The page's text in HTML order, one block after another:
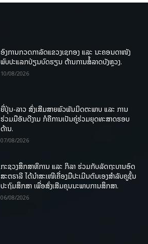
ອົງການກວດກາລັດແຂວງເຊກອງ ແລະ ນະຄອນດາໜັງ
ພົບປະແລກປ່ຽນບົດຮຽນ ຕ້ານການສໍ້ລາດບັງຫຼວງ.
10/08/2026
ຍີ່ປຸ່ນ-ລາວ ສົ່ງເສີມສາຍພົວພັນມິດຕະພາບ ແລະ ການ
ຮ່ວມມືອັນດີງາມ ກໍຄືການເປັນຄູ່ຮ່ວມຍຸດທະສາດຮອບ
ດ້ານ.
07/08/2026
ກະຊວງສຶກສາທິການ ແລະ ກິລາ ຮ່ວມກັບລັດຖະບານອົດ
ສະຕຣາລີ ໄດ້ນຳສະເໜີເຄື່ອງມືປະເມີນຕົນເອງສຳລັບຄູຊັ້ນ
ປະຖົມສຶກສາ ເພື່ອສົ່ງເສີມຄຸນນະພາບການສຶກສາ.
06/08/2026